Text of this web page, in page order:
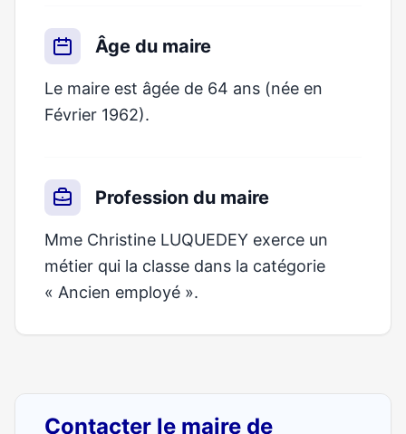
Âge du maire
Le maire est âgée de 64 ans (née en
Février 1962).
Profession du maire
Mme Christine LUQUEDEY exerce un
métier qui la classe dans la catégorie
« Ancien employé ».
Contacter le maire de